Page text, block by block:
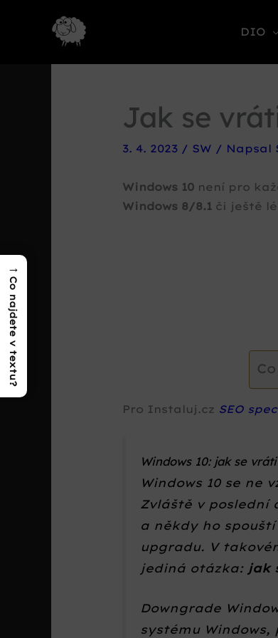
DIO
Jak se
3. 4. 2023 / SW / Napsal
Windows 10 není pro
Windows 8/8.1 či ještě
Pro Instaluj.cz SEO
Windows 10: jak se
Windows 10 se ne
Zvláště v poslední
a někdy ho
upgradu. V
jediná otázka: jak
Downgrade
systému
→
Co najdete v textu?